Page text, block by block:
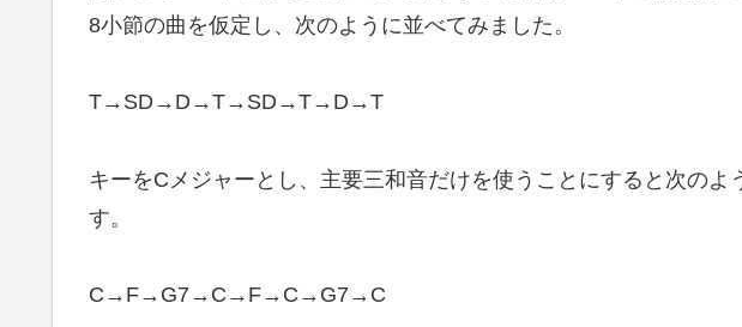
8小節の曲を仮定し、次のように並べてみました。
T→SD→D→T→SD→T→D→T
キーをCメジャーとし、主要三和音だけを使うことにすると次のよ
す。
C→F→G7→C→F→C→G7→C